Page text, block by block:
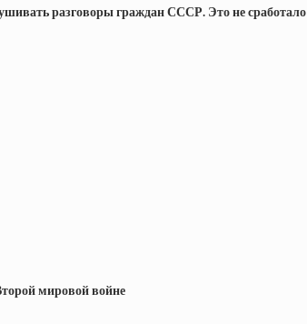
разговоры граждан СССР. Это не сработало
мировой войне